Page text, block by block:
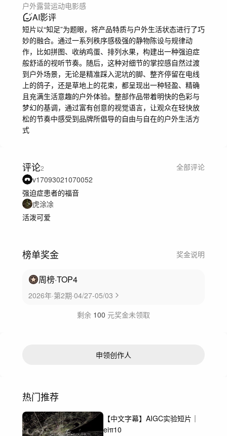
户外露营运动电影感
AI影评
短片以“知足”为题眼，将产品特质与户外生活状态进行了巧
妙的融合。通过一系列秩序感极强的静物陈设与规律动
作，比如拼图、收纳鸡蛋、排列水果，构建出一种强迫症
般舒适的视听节奏。随后，这种对细节的掌控感自然过渡
到户外场景，无论是精准踩入泥坑的脚、整齐停留在电线
上的鸽子，还是草地上的花束，都呈现出一种轻盈、精确
且充满生活意趣的户外体验。整部作品带着明快的色彩与
梦幻的基调，通过富有创意的视觉语言，让观众在轻快放
松的节奏中感受到品牌所倡导的自由与自在的户外生活方
式
评论2
全部评论
v17093021070052
强迫症患者的福音
虎涂凃
活泼可爱
榜单奖金 奖金说明
周榜·TOP4
2026年·第2期·04/27-05/03
剩余 100 元奖金未领取
申领创作人
热门推荐
【中文字幕】AIGC实验短片｜
eiπ10